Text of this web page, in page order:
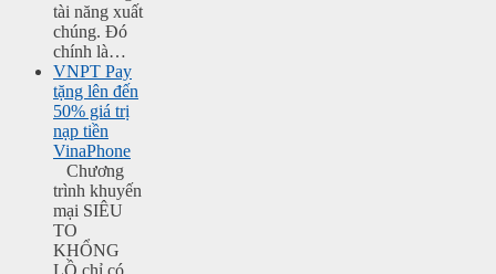
tài năng xuất
chúng. Đó
chính là…
VNPT Pay
tặng lên đến
50% giá trị
nạp tiền
VinaPhone
Chương
trình khuyến
mại SIÊU
TO
KHỔNG